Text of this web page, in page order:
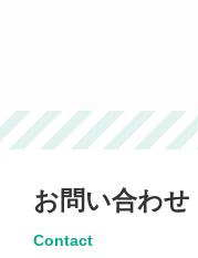
お問い合わせ
Contact